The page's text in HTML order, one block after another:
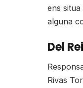
ens
alguna
Del
Rivas